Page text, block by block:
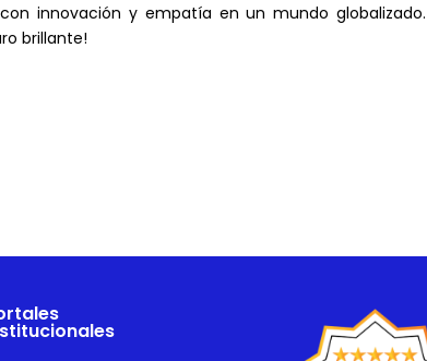
innovación y empatía en un mundo globalizado.
brillante!